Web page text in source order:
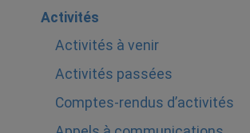
Activités
Activités à venir
Activités passées
Comptes-rendus d’activités